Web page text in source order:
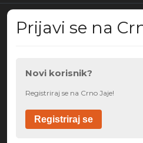
Prijavi se na
Novi korisnik?
Registriraj se na Crno Jaje!
Registriraj se